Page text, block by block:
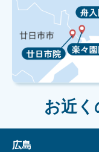
お近く
広島